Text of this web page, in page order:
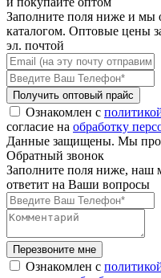
Заполните поля ниже и мы
каталогом. Оптовые цены
эл. почтой
Получить оптовый прайс
Ознакомлен с
согласие на обработку
Данные защищены. Мы
Обратный звонок
Заполните поля ниже, наш
ответит на Ваши вопросы
Перезвоните мне
Ознакомлен с